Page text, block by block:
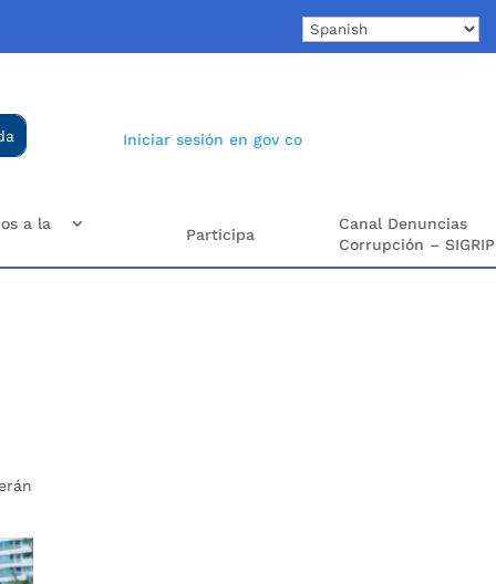
Iniciar sesión en gov co
a la
Participa
Canal Denuncias
Corrupción – SIGRIP